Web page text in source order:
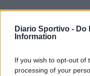
Diario Sportivo - Do
Information
If you wish to opt-out of
processing of your